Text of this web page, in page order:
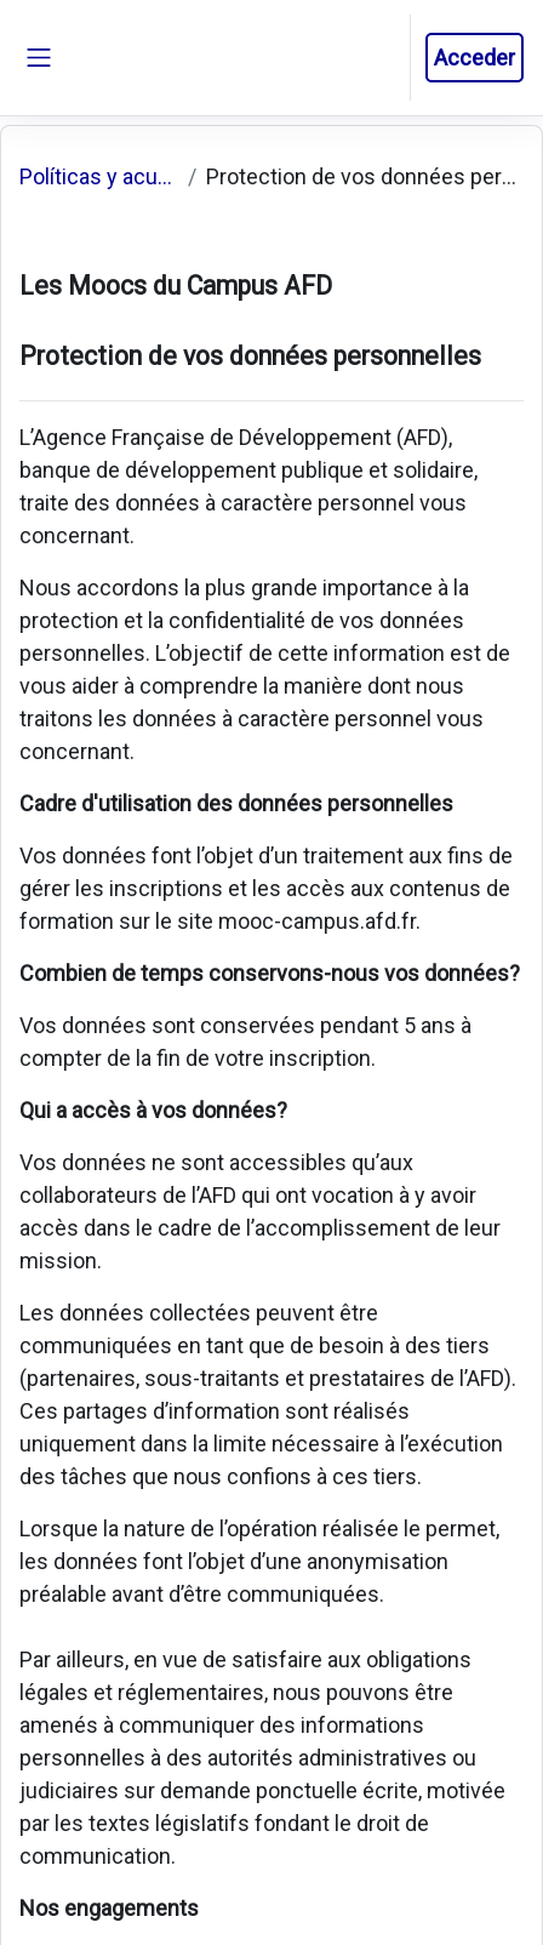
Acceder
Políticas y acuerdos Protection de vos données personnelles
Les Moocs du Campus AFD
Protection de vos données personnelles
L’Agence Française de Développement (AFD),
banque de développement publique et solidaire,
traite des données à caractère personnel vous
concernant.
Nous accordons la plus grande importance à la
protection et la confidentialité de vos données
personnelles. L’objectif de cette information est de
vous aider à comprendre la manière dont nous
traitons les données à caractère personnel vous
concernant.
Cadre d'utilisation des données personnelles
Vos données font l’objet d’un traitement aux fins de
gérer les inscriptions et les accès aux contenus de
formation sur le site mooc-campus.afd.fr.
Combien de temps conservons-nous vos données?
Vos données sont conservées pendant 5 ans à
compter de la fin de votre inscription.
Qui a accès à vos données?
Vos données ne sont accessibles qu’aux
collaborateurs de l’AFD qui ont vocation à y avoir
accès dans le cadre de l’accomplissement de leur
mission.
Les données collectées peuvent être
communiquées en tant que de besoin à des tiers
(partenaires, sous-traitants et prestataires de l’AFD).
Ces partages d’information sont réalisés
uniquement dans la limite nécessaire à l’exécution
des tâches que nous confions à ces tiers.
Lorsque la nature de l’opération réalisée le permet,
les données font l’objet d’une anonymisation
préalable avant d’être communiquées.
Par ailleurs, en vue de satisfaire aux obligations
légales et réglementaires, nous pouvons être
amenés à communiquer des informations
personnelles à des autorités administratives ou
judiciaires sur demande ponctuelle écrite, motivée
par les textes législatifs fondant le droit de
communication.
Nos engagements